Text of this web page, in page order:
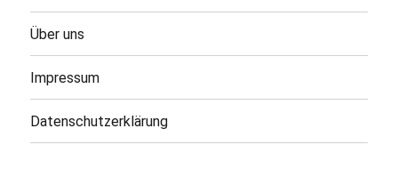
Über uns
Impressum
Datenschutzerklärung